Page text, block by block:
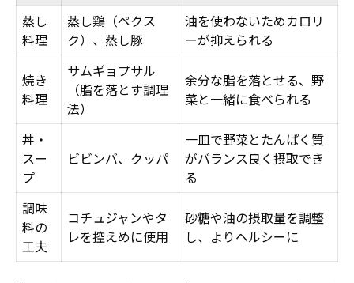
蒸し
料理
蒸し鶏（ペクス
ク）、蒸し豚
油を使わないためカロリ
ーが抑えられる
焼き
料理
サムギョプサル
（脂を落とす調理
法）
余分な脂を落とせる、野
菜と一緒に食べられる
丼・
スー
プ
ビビンバ、クッパ
一皿で野菜とたんぱく質
がバランス良く摂取でき
る
調味
料の
工夫
コチュジャンやタ
レを控えめに使用
砂糖や油の摂取量を調整
し、よりヘルシーに